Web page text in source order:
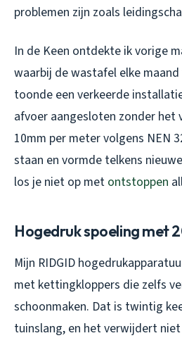
problemen zijn zoals
In de Keen ontdekte ik vorige
waarbij de wastafel elke
toonde een verkeerde
afvoer aangesloten zonder het
10mm per meter volgens NEN
staan en vormde telkens
los je niet op met ontstoppen
Hogedruk spoeling met
Mijn RIDGID
met kettingkloppers die zelfs
schoonmaken. Dat is twintig
tuinslang, en het verwijdert